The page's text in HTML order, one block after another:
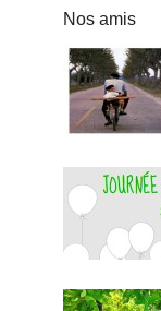
Nos amis